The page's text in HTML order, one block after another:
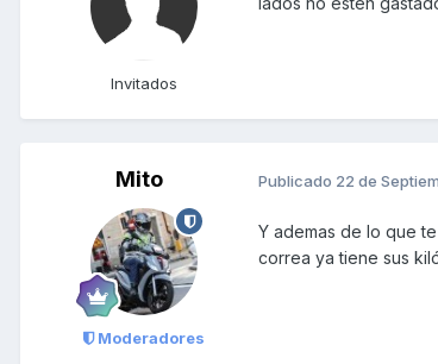
Invitados
Mito
Moderadores
Publicado 22 de
Y ademas de lo que
correa ya tiene sus